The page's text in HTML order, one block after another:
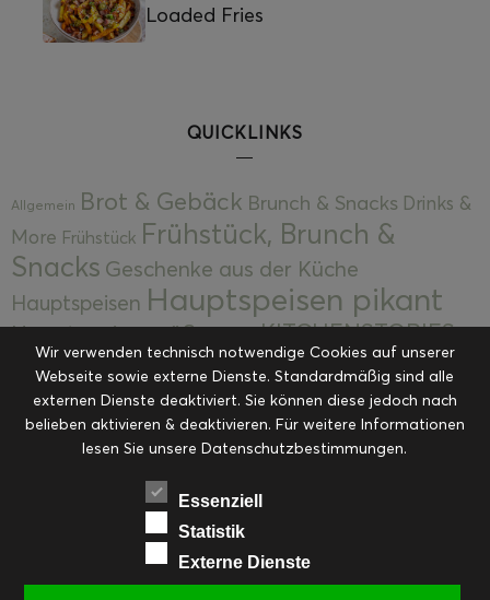
Loaded Fries
QUICKLINKS
Allgemein Brot & Gebäck Brunch & Snacks Drinks &
More Frühstück Frühstück, Brunch &
Snacks Geschenke aus der Küche
Hauptspeisen Hauptspeisen pikant
Hauptspeisen süßKekseKITCHENSTORIES
Kuchen, Torten & Desserts Kuchen und
Desserts Kulinarik Kulinarische Mitbringsel &
Eingemachtes Ohne Kategorie Ostern Resteküche
RezepteSaisonalSliderStartseite
Suppen, Salate & Vorspeisen
Vorspeisen, Salate & Suppen
Weihnachten Workshops & Events
Wir verwenden technisch notwendige Cookies auf unserer
Webseite sowie externe Dienste. Standardmäßig sind alle
externen Dienste deaktiviert. Sie können diese jedoch nach
belieben aktivieren & deaktivieren. Für weitere Informationen
lesen Sie unsere Datenschutzbestimmungen.
Essenziell
Statistik
Externe Dienste